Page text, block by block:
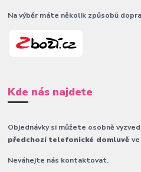
Na výběr máte několik způsobů
Kde nás najdete
Objednávky si můžete osobně
předchozí telefonické domluvě
Neváhejte nás kontaktovat.